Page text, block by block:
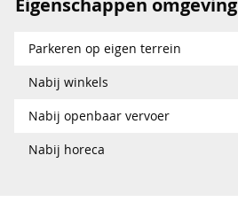
Parkeren op eigen terrein
Nabij winkels
Nabij openbaar vervoer
Nabij horeca